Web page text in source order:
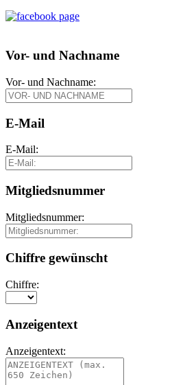
Vor- und Nachname
Vor- und Nachname:
E-Mail
E-Mail:
Mitgliedsnummer
Mitgliedsnummer:
Chiffre gewünscht
Chiffre:
Anzeigentext
Anzeigentext: